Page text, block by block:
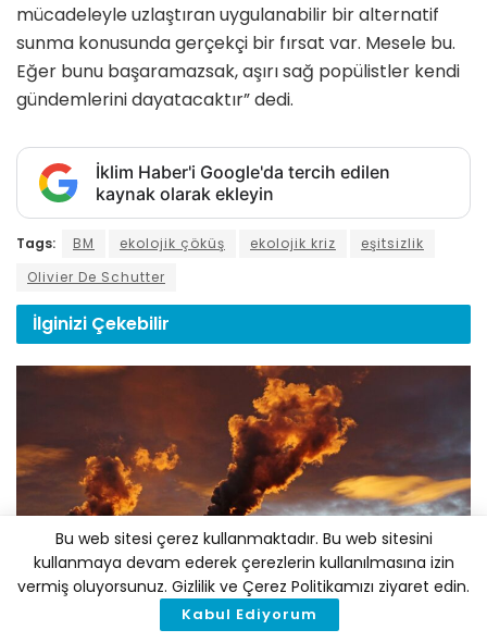
mücadeleyle uzlaştıran uygulanabilir bir alternatif
sunma konusunda gerçekçi bir fırsat var. Mesele bu.
Eğer bunu başaramazsak, aşırı sağ popülistler kendi
gündemlerini dayatacaktır” dedi.
İklim Haber'i Google'da tercih edilen
kaynak olarak ekleyin
Tags: BM ekolojik çöküş ekolojik kriz
eşitsizlik
Olivier De Schutter
İlginizi Çekebilir
EKONOMI
Milyarlarca Dolar Fosil Yakıtlara Akıyor: COP31
Bu web sitesi çerez kullanmaktadır. Bu web sitesini
kullanmaya devam ederek çerezlerin kullanılmasına izin
vermiş oluyorsunuz. Gizlilik ve Çerez Politikamızı ziyaret edin.
Kabul Ediyorum